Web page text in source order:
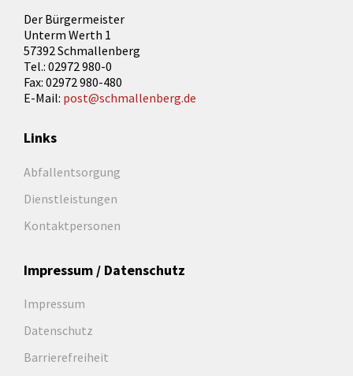
Der Bürgermeister
Unterm Werth 1
57392 Schmallenberg
Tel.: 02972 980-0
Fax: 02972 980-480
E-Mail: post@schmallenberg.de
Links
Abfallentsorgung
Dienstleistungen
Kontaktpersonen
Impressum / Datenschutz
Impressum
Datenschutz
Barrierefreiheit